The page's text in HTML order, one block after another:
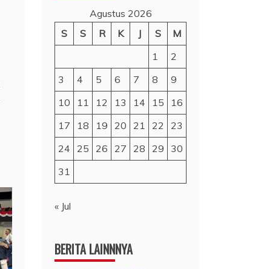
Agustus 2026
S
S R K J S
M
1
2
3
4 5 6 7 8
9
10
11 12 13 14 15
16
17
18 19 20 21 22
23
24
25 26 27 28 29
30
31
« Jul
BERITA LAINNNYA